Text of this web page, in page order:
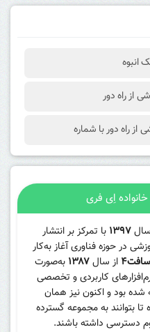
انبوه
از راه دور
راه دور با شماره
اِی فری
۱۳۹۷ با تمرکز بر انتشار
در حوزه فناوری آغاز به‌کار
سافت۴ از سال۱۳۸۷ به‌صورت
کاربردی و تخصصی
شده بود و اکنون نیز همان
تا بتوانند به مجموعه گسترده
دسترسی داشته باشند.